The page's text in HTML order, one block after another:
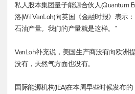
私人股本集团量子能源合伙人(Quantum
洛(Wil VanLoh)向英国《金融时报》表示
石油产量。我们的产量就是这样。”
VanLoh补充说，美国生产商没有向欧洲
没有，天然气方面也没有。
国际能源机构(IEA)在本周早些时候发布